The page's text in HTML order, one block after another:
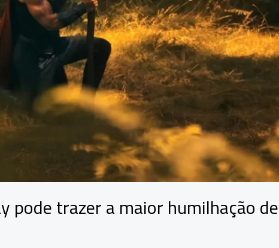
pode trazer a maior humilhação de